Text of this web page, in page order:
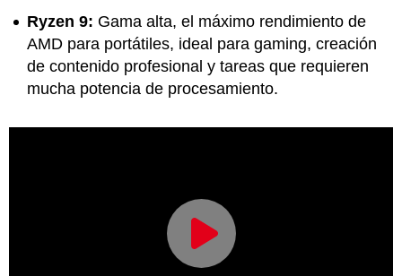
Ryzen 9: Gama alta, el máximo rendimiento de
AMD para portátiles, ideal para gaming, creación
de contenido profesional y tareas que requieren
mucha potencia de procesamiento.